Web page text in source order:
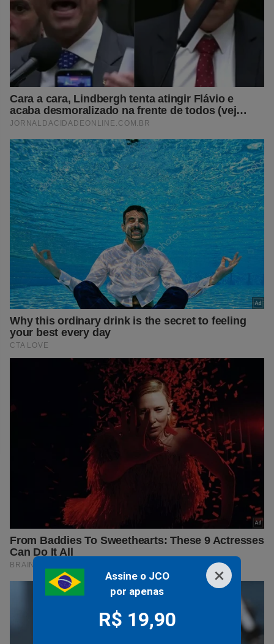
×
Assine o JCO
por apenas
R$ 19,90